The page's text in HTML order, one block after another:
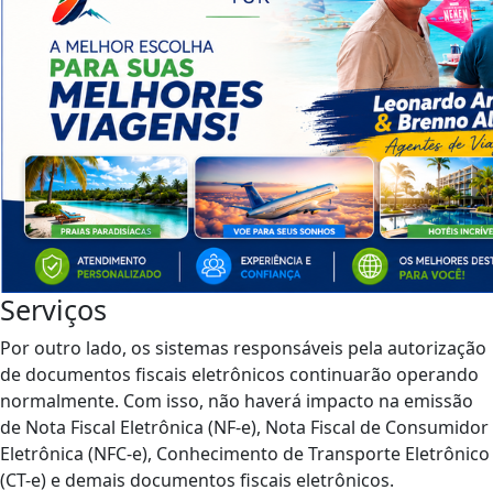
Serviços
Por outro lado, os sistemas responsáveis pela autorização
de documentos fiscais eletrônicos continuarão operando
normalmente. Com isso, não haverá impacto na emissão
de Nota Fiscal Eletrônica (NF-e), Nota Fiscal de Consumidor
Eletrônica (NFC-e), Conhecimento de Transporte Eletrônico
(CT-e) e demais documentos fiscais eletrônicos.